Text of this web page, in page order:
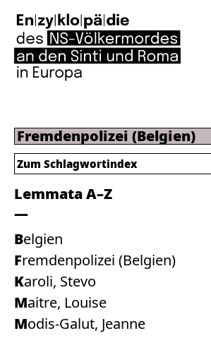
Fremdenpolizei (Belgien)
Lemmata A–Z
Belgien
Fremdenpolizei (Belgien)
Karoli, Stevo
Maitre, Louise
Modis-Galut, Jeanne
Zum Schlagwortindex